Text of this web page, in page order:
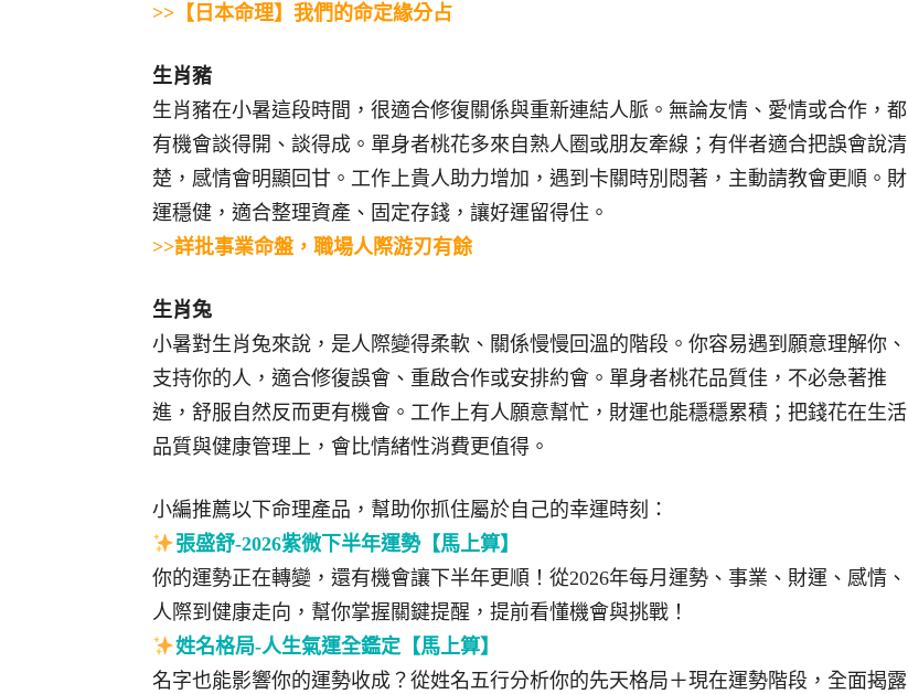
>>【日本命理】 我們的命定緣分占
生肖豬
生肖豬在小暑這段時間，很適合修復關係與重新連結人脈。無論友情、愛情或合作，都
有機會談得開、談得成。單身者桃花多來自熟人圈或朋友牽線；有伴者適合把誤會說清
楚，感情會明顯回甘。工作上貴人助力增加，遇到卡關時別悶著，主動請教會更順。財
運穩健，適合整理資產、固定存錢，讓好運留得住。
>>詳批事業命盤，職場人際游刃有餘
生肖兔
小暑對生肖兔來說，是人際變得柔軟、關係慢慢回溫的階段。你容易遇到願意理解你、
支持你的人，適合修復誤會、重啟合作或安排約會。單身者桃花品質佳，不必急著推
進，舒服自然反而更有機會。工作上有人願意幫忙，財運也能穩穩累積；把錢花在生活
品質與健康管理上，會比情緒性消費更值得。
小編推薦以下命理產品，幫助你抓住屬於自己的幸運時刻：
張盛舒-2026紫微下半年運勢【馬上算】
你的運勢正在轉變，還有機會讓下半年更順！從2026年每月運勢、事業、財運、感情、
人際到健康走向，幫你掌握關鍵提醒，提前看懂機會與挑戰！
姓名格局-人生氣運全鑑定【馬上算】
名字也能影響你的運勢收成？從姓名五行分析你的先天格局＋現在運勢階段，全面揭露